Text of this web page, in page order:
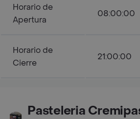
Horario de
Apertura
08:00:00
Horario de
Cierre
21:00:00
Pasteleria